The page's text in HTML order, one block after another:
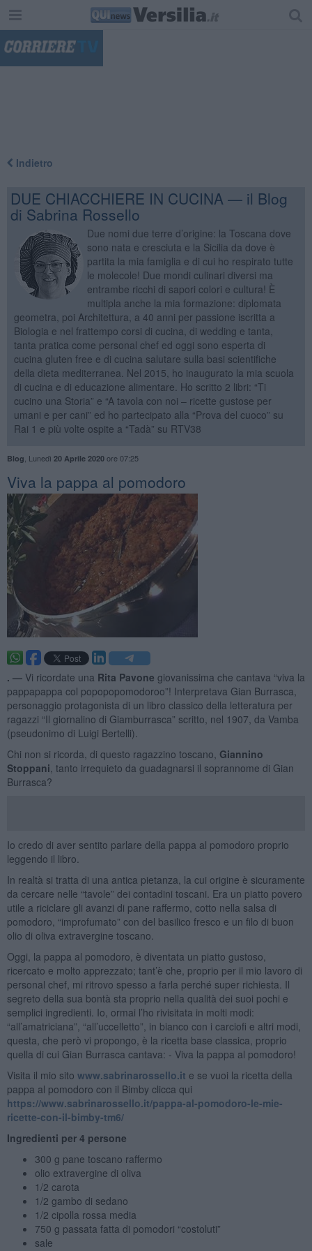
Indietro
DUE CHIACCHIERE IN CUCINA — il Blog
di Sabrina Rossello
Due nomi due terre d’origine: la Toscana dove
sono nata e cresciuta e la Sicilia da dove è
partita la mia famiglia e di cui ho respirato tutte
le molecole! Due mondi culinari diversi ma
entrambe ricchi di sapori colori e cultura! È
multipla anche la mia formazione: diplomata
geometra, poi Architettura, a 40 anni per passione iscritta a
Biologia e nel frattempo corsi di cucina, di wedding e tanta,
tanta pratica come personal chef ed oggi sono esperta di
cucina gluten free e di cucina salutare sulla basi scientifiche
della dieta mediterranea. Nel 2015, ho inaugurato la mia scuola
di cucina e di educazione alimentare. Ho scritto 2 libri: “Ti
cucino una Storia” e “A tavola con noi – ricette gustose per
umani e per cani” ed ho partecipato alla “Prova del cuoco” su
Rai 1 e più volte ospite a “Tadà” su RTV38
Blog Lunedì 20 Aprile 2020ore 07:25
Viva la pappa al pomodoro
. — Vi ricordate una Rita Pavone giovanissima che cantava “viva la
pappapappa col popopopomodoroo”! Interpretava Gian Burrasca,
personaggio protagonista di un libro classico della letteratura per
ragazzi “Il giornalino di Giamburrasca” scritto, nel 1907, da Vamba
(pseudonimo di Luigi Bertelli).
Chi non si ricorda, di questo ragazzino toscano, Giannino
Stoppani , tanto irrequieto da guadagnarsi il soprannome di Gian
Burrasca?
Io credo di aver sentito parlare della pappa al pomodoro proprio
leggendo il libro.
In realtà si tratta di una antica pietanza, la cui origine è sicuramente
da cercare nelle “tavole” dei contadini toscani. Era un piatto povero
utile a riciclare gli avanzi di pane raffermo, cotto nella salsa di
pomodoro, “improfumato” con del basilico fresco e un filo di buon
olio di oliva extravergine toscano.
Oggi, la pappa al pomodoro, è diventata un piatto gustoso,
ricercato e molto apprezzato; tant’è che, proprio per il mio lavoro di
personal chef, mi ritrovo spesso a farla perché super richiesta. Il
segreto della sua bontà sta proprio nella qualità dei suoi pochi e
semplici ingredienti. Io, ormai l’ho rivisitata in molti modi:
“all’amatriciana”, “all’uccelletto”, in bianco con i carciofi e altri modi,
questa, che però vi propongo, è la ricetta base classica, proprio
quella di cui Gian Burrasca cantava: - Viva la pappa al pomodoro!
Visita il mio sito www.sabrinarossello.it e se vuoi la ricetta della
pappa al pomodoro con il Bimby clicca qui
https://www.sabrinarossello.it/pappa-al-pomodoro-le-mie-
ricette-con-il-bimby-tm6/
Ingredienti per 4 persone
300 g pane toscano raffermo
olio extravergine di oliva
1/2 carota
1/2 gambo di sedano
1/2 cipolla rossa media
750 g passata fatta di pomodori “costoluti”
sale